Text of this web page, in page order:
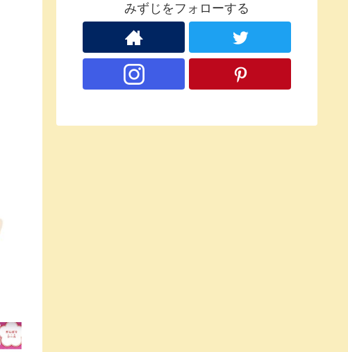
みずじをフォローする